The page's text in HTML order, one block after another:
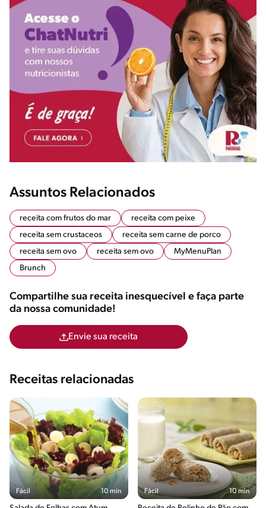
Assuntos Relacionados
receita com frutos do mar
receita com peixe
receita sem crustaceos
receita sem carne de porco
receita sem ovo
receita sem ovo
MyMenuPlan
Brunch
Compartilhe sua receita inesquecível e faça parte
da nossa comunidade!
Envie sua receita
Receitas relacionadas
Fácil 10 min Fácil 10 min